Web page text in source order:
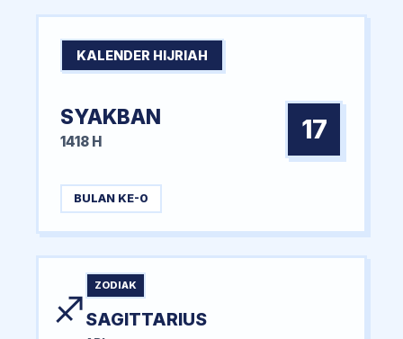
KALENDER HIJRIAH
SYAKBAN
1418 H 17
BULAN KE-0
♐
ZODIAK
SAGITTARIUS